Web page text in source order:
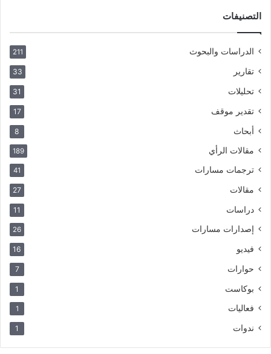
التصنيفات
الدراسات والبحوث 211
تقارير 33
تحليلات 31
تقدير موقف 17
أبحاث 8
مقالات الرأي 189
ترجمات مسارات 41
مقالات 27
دراسات 11
إصدارات مسارات 26
فيديو 16
حوارات 7
بوكاست 1
فعاليات 1
ندوات 1